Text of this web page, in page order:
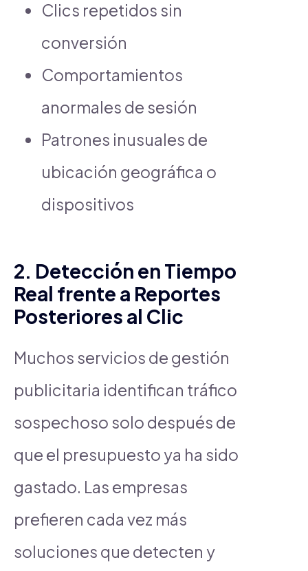
Clics repetidos sin
conversión
Comportamientos
anormales de sesión
Patrones inusuales de
ubicación geográfica o
dispositivos
2. Detección en Tiempo
Real frente a Reportes
Posteriores al Clic
Muchos servicios de gestión
publicitaria identifican tráfico
sospechoso solo después de
que el presupuesto ya ha sido
gastado. Las empresas
prefieren cada vez más
soluciones que detecten y